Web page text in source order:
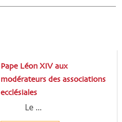
Pape Léon XIV aux
modérateurs des associations
ecclésiales
Le ...